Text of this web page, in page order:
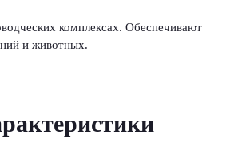
комплексах. Обеспечивают
и животных.